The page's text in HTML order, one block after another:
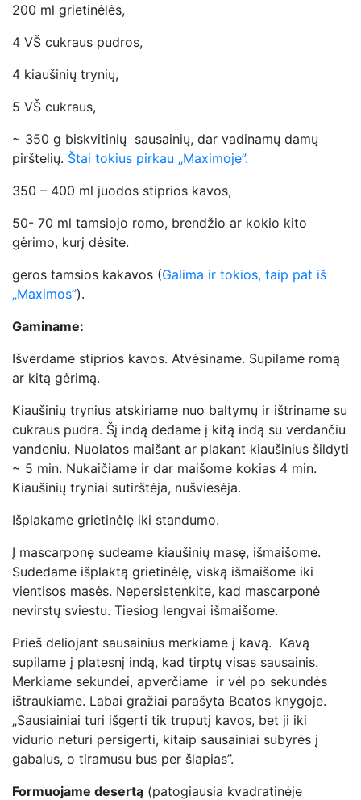
200 ml grietinėlės,
4 VŠ cukraus pudros,
4 kiaušinių trynių,
5 VŠ cukraus,
~ 350 g biskvitinių sausainių, dar vadinamų damų
pirštelių. Štai tokius pirkau „Maximoje”.
350 – 400 ml juodos stiprios kavos,
50- 70 ml tamsiojo romo, brendžio ar kokio kito
gėrimo, kurį dėsite.
geros tamsios kakavos (Galima ir tokios, taip pat iš
„Maximos”).
Gaminame:
Išverdame stiprios kavos. Atvėsiname. Supilame romą
ar kitą gėrimą.
Kiaušinių trynius atskiriame nuo baltymų ir ištriname su
cukraus pudra. Šį indą dedame į kitą indą su verdančiu
vandeniu. Nuolatos maišant ar plakant kiaušinius šildyti
~ 5 min. Nukaičiame ir dar maišome kokias 4 min.
Kiaušinių tryniai sutirštėja, nušviesėja.
Išplakame grietinėlę iki standumo.
Į mascarponę sudeame kiaušinių masę, išmaišome.
Sudedame išplaktą grietinėlę, viską išmaišome iki
vientisos masės. Nepersistenkite, kad mascarponė
nevirstų sviestu. Tiesiog lengvai išmaišome.
Prieš deliojant sausainius merkiame į kavą. Kavą
supilame į platesnį indą, kad tirptų visas sausainis.
Merkiame sekundei, apverčiame ir vėl po sekundės
ištraukiame. Labai gražiai parašyta Beatos knygoje.
„Sausiainiai turi išgerti tik truputį kavos, bet ji iki
vidurio neturi persigerti, kitaip sausainiai subyrės į
gabalus, o tiramusu bus per šlapias”.
Formuojame desertą (patogiausia kvadratinėje